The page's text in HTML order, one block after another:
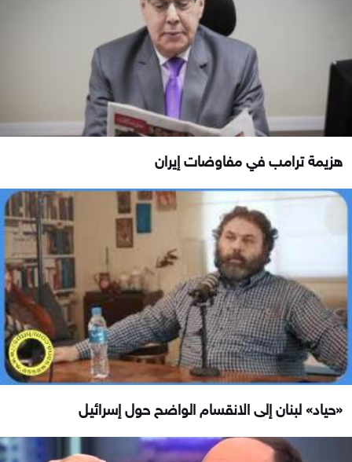
هزيمة ترامب في مفاوضات إيران
«حياد» لبنان إلى الانقسام الواضح حول إسرائيل